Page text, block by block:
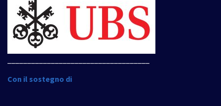
Con il sostegno di